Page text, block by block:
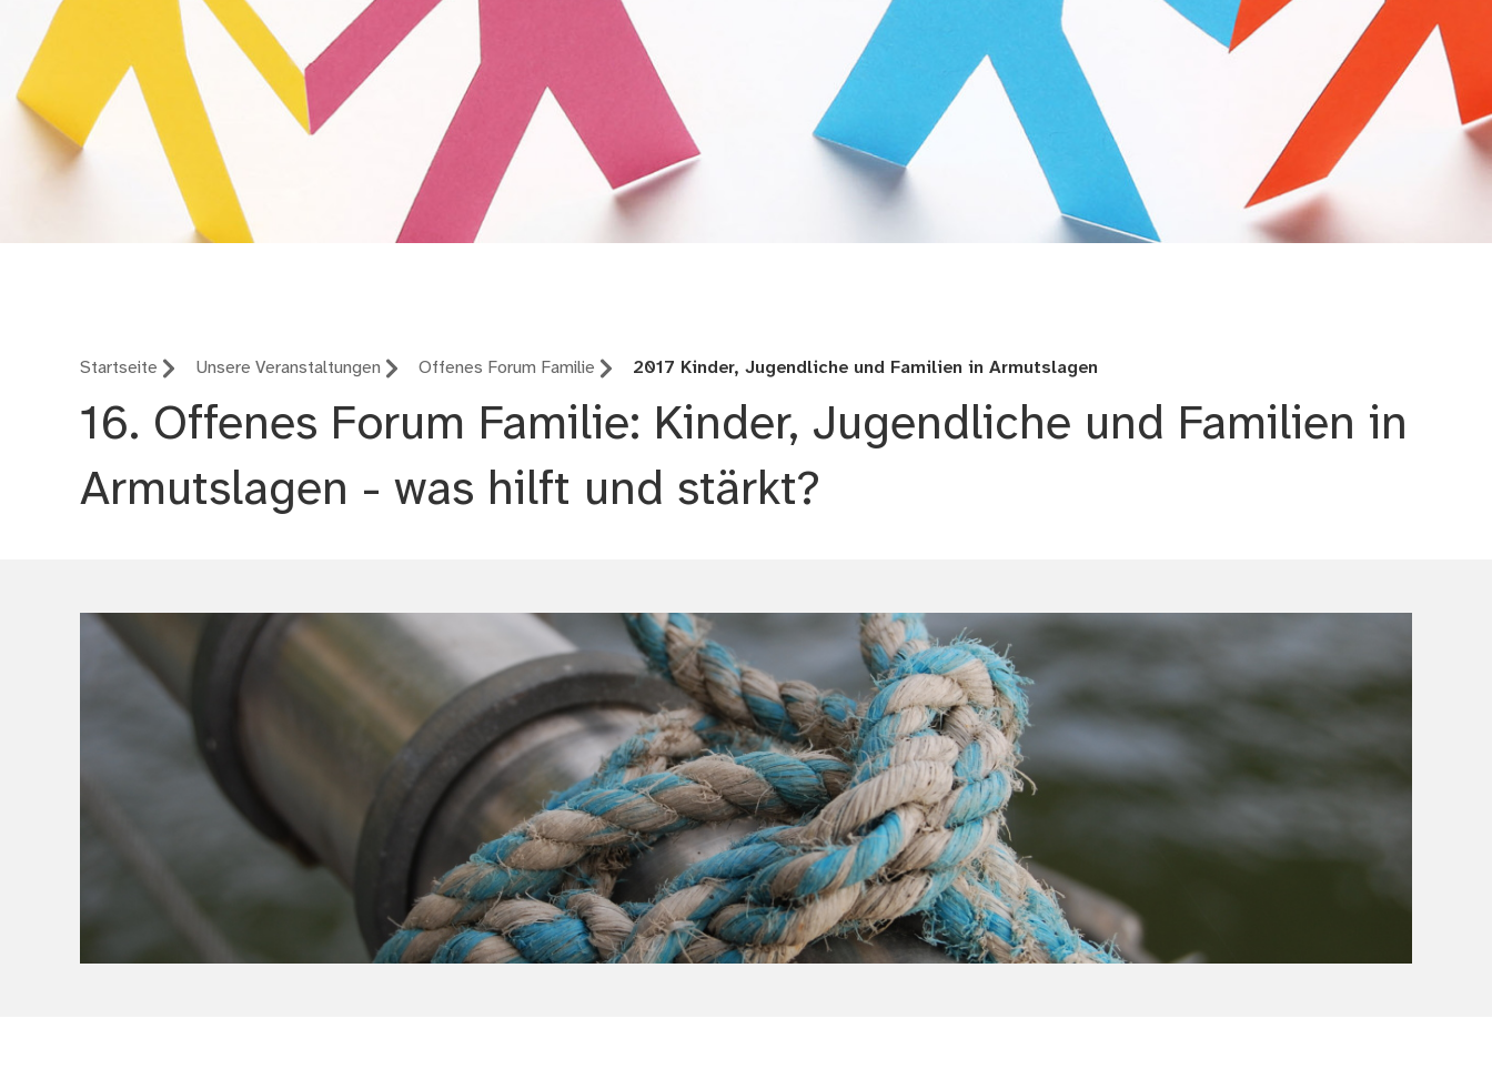
Startseite Unsere Veranstaltungen Offenes Forum Familie 2017 Kinder, Jugendliche und Familien in Armutslagen
16. Offenes Forum Familie: Kinder, Jugendliche und Familien in
Armutslagen - was hilft und stärkt?